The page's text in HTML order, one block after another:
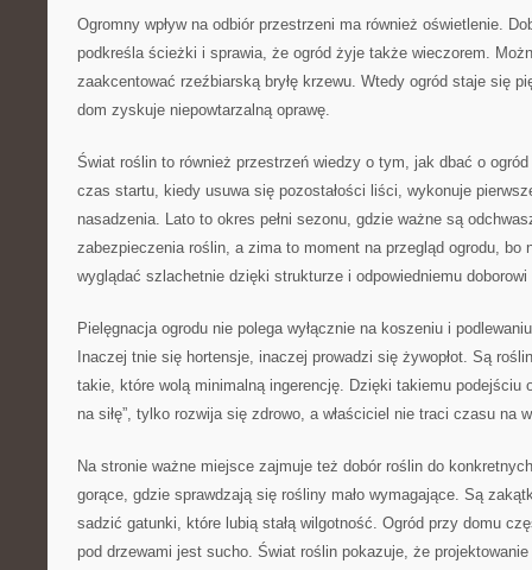
Ogromny wpływ na odbiór przestrzeni ma również oświetlenie.
podkreśla ścieżki i sprawia, że ogród żyje także wieczorem.
zaakcentować rzeźbiarską bryłę krzewu. Wtedy ogród staje się
dom zyskuje niepowtarzalną oprawę.
Świat roślin to również przestrzeń wiedzy o tym, jak dbać o
czas startu, kiedy usuwa się pozostałości liści, wykonuje
nasadzenia. Lato to okres pełni sezonu, gdzie ważne są
zabezpieczenia roślin, a zima to moment na przegląd ogrodu, bo
wyglądać szlachetnie dzięki strukturze i odpowiedniemu doborowi
Pielęgnacja ogrodu nie polega wyłącznie na koszeniu i
Inaczej tnie się hortensje, inaczej prowadzi się żywopłot. Są
takie, które wolą minimalną ingerencję. Dzięki takiemu podejściu
na siłę”, tylko rozwija się zdrowo, a właściciel nie traci czasu na
Na stronie ważne miejsce zajmuje też dobór roślin do
gorące, gdzie sprawdzają się rośliny mało wymagające. Są
sadzić gatunki, które lubią stałą wilgotność. Ogród przy domu
pod drzewami jest sucho. Świat roślin pokazuje, że